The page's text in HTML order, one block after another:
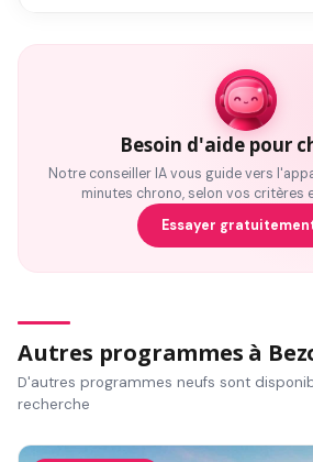
Besoin d'aide pour
Notre conseiller IA vous guide vers
minutes chrono, selon vos critères
Essayer
Autres programmes à
D'autres programmes neufs sont
recherche